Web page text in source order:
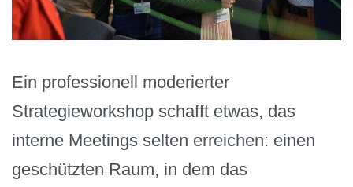
Ein professionell moderierter
Strategieworkshop schafft etwas, das
interne Meetings selten erreichen: einen
geschützten Raum, in dem das